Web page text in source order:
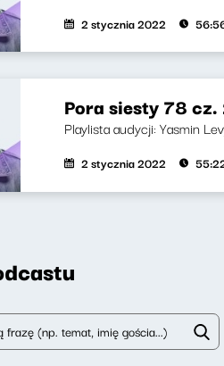
2 stycznia 2022
Pora siesty 78 cz.
Playlista audycji: Yasmin
2 stycznia 2022